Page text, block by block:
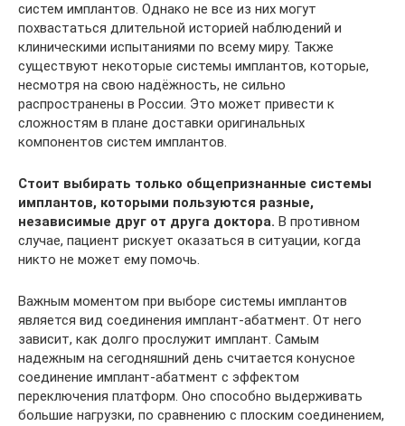
систем имплантов. Однако не все из них могут
похвастаться длительной историей наблюдений и
клиническими испытаниями по всему миру. Также
существуют некоторые системы имплантов, которые,
несмотря на свою надёжность, не сильно
распространены в России. Это может привести к
сложностям в плане доставки оригинальных
компонентов систем имплантов.
Стоит выбирать только общепризнанные системы
имплантов, которыми пользуются разные,
независимые друг от друга доктора. В противном
случае, пациент рискует оказаться в ситуации, когда
никто не может ему помочь.
Важным моментом при выборе системы имплантов
является вид соединения имплант-абатмент. От него
зависит, как долго прослужит имплант. Самым
надежным на сегодняшний день считается конусное
соединение имплант-абатмент с эффектом
переключения платформ. Оно способно выдерживать
большие нагрузки, по сравнению с плоским соединением,